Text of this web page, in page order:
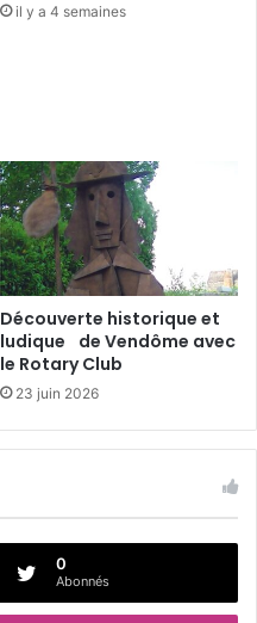
il y a 4 semaines
Découverte historique et
ludique de Vendôme avec
le Rotary Club
23 juin 2026
0
Abonnés